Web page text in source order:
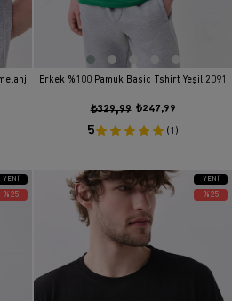
Erkek %100 Pamuk Basic Tshirt Yeşil 2091
₺247,99
₺329,99
5 (1)
YENI
ÜRÜN
%25
YENI
ÜRÜN
%25